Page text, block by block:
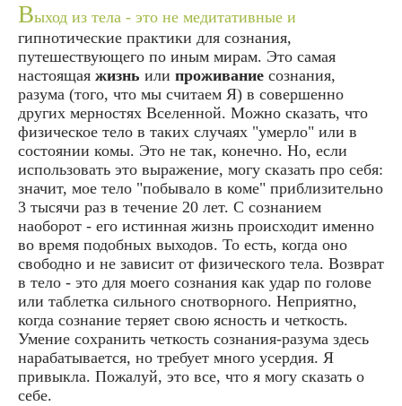
Выход из тела - это не медитативные и
гипнотические практики для сознания,
путешествующего по иным мирам. Это самая
настоящая жизнь или проживание сознания,
разума (того, что мы считаем Я) в совершенно
других мерностях Вселенной. Можно сказать, что
физическое тело в таких случаях "умерло" или в
состоянии комы. Это не так, конечно. Но, если
использовать это выражение, могу сказать про себя:
значит, мое тело "побывало в коме" приблизительно
3 тысячи раз в течение 20 лет. С сознанием
наоборот - его истинная жизнь происходит именно
во время подобных выходов. То есть, когда оно
свободно и не зависит от физического тела. Возврат
в тело - это для моего сознания как удар по голове
или таблетка сильного снотворного. Неприятно,
когда сознание теряет свою ясность и четкость.
Умение сохранить четкость сознания-разума здесь
нарабатывается, но требует много усердия. Я
привыкла. Пожалуй, это все, что я могу сказать о
себе.